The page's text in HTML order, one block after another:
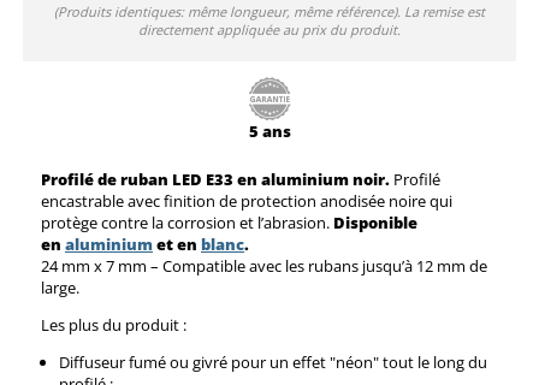
(Produits identiques: même longueur, même référence). La remise est
directement appliquée au prix du produit.
5 ans
Profilé de ruban LED E33 en aluminium noir. Profilé
encastrable avec finition de protection anodisée noire qui
protège contre la corrosion et l’abrasion. Disponible
en aluminiumet en blanc.
24 mm x 7 mm – Compatible avec les rubans jusqu’à 12 mm de
large.
Les plus du produit :
Diffuseur fumé ou givré pour un effet "néon" tout le long du